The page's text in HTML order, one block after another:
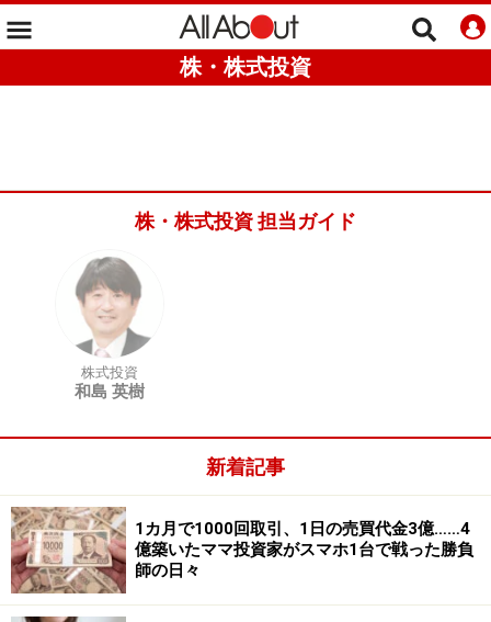
株・株式投資
株・株式投資 担当ガイド
株式投資
和島 英樹
新着記事
1カ月で1000回取引、1日の売買代金3億……4
億築いたママ投資家がスマホ1台で戦った勝負
師の日々